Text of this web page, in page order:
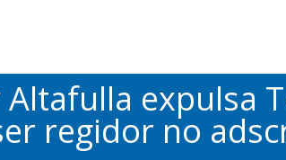
Altafulla expulsa
regidor no